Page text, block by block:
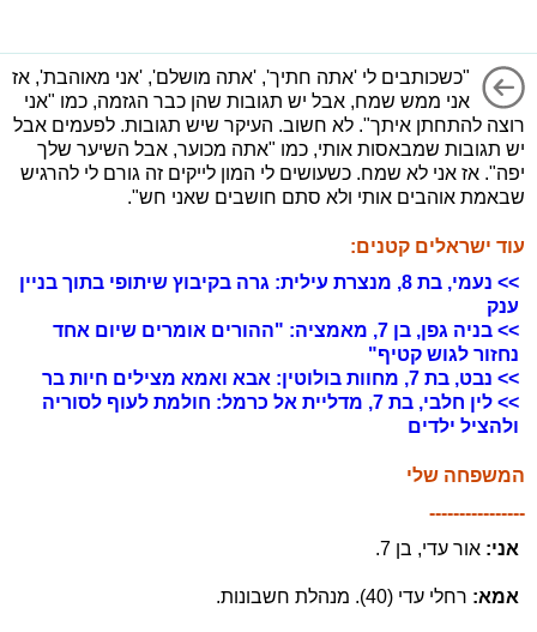
"כשכותבים לי 'אתה חתיך', 'אתה מושלם', 'אני מאוהבת', אז
אני ממש שמח, אבל יש תגובות שהן כבר הגזמה, כמו "אני
רוצה להתחתן איתך". לא חשוב. העיקר שיש תגובות. לפעמים אבל
יש תגובות שמבאסות אותי, כמו "אתה מכוער, אבל השיער שלך
יפה". אז אני לא שמח. כשעושים לי המון לייקים זה גורם לי להרגיש
שבאמת אוהבים אותי ולא סתם חושבים שאני חש".
עוד ישראלים קטנים:
>> נעמי, בת 8, מנצרת עילית: גרה בקיבוץ שיתופי בתוך בניין
ענק
>> בניה גפן, בן 7, מאמציה: "ההורים אומרים שיום אחד
נחזור לגוש קטיף"
>> נבט, בת 7, מחוות בולוטין: אבא ואמא מצילים חיות בר
>> לין חלבי, בת 7, מדליית אל כרמל: חולמת לעוף לסוריה
ולהציל ילדים
המשפחה שלי
----------------
אני: אור עדי, בן 7.
אמא: רחלי עדי (40). מנהלת חשבונות.